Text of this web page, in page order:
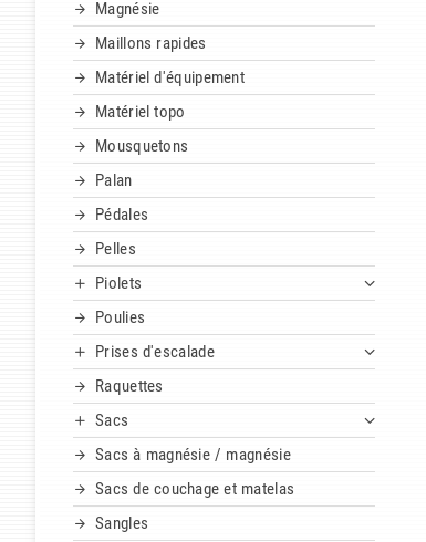
Magnésie
Maillons rapides
Matériel d'équipement
Matériel topo
Mousquetons
Palan
Pédales
Pelles
Piolets
Poulies
Prises d'escalade
Raquettes
Sacs
Sacs à magnésie / magnésie
Sacs de couchage et matelas
Sangles